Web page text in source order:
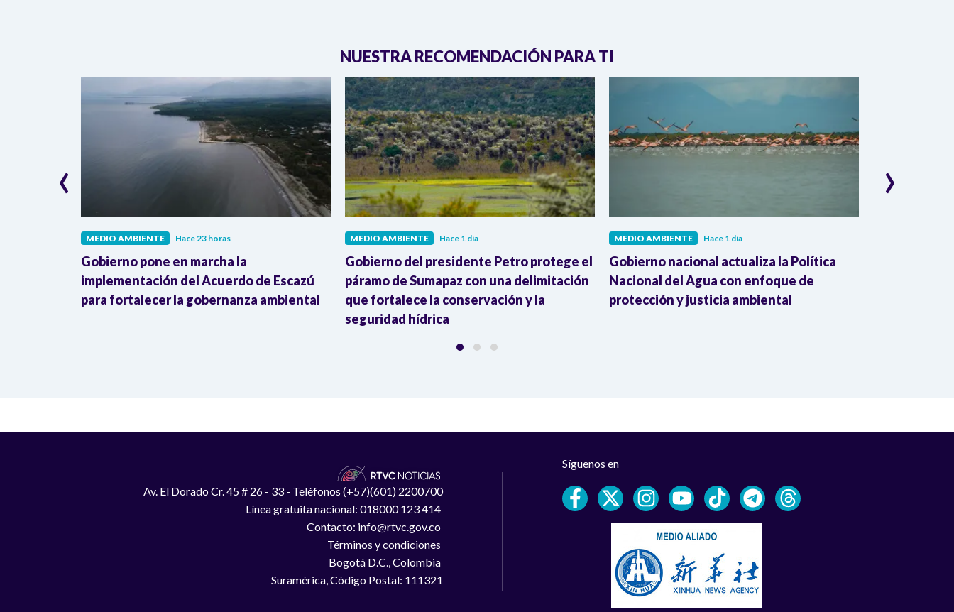
NUESTRA RECOMENDACIÓN PARA TI
MEDIO AMBIENTE Hace 23 horas
Gobierno pone en marcha la
implementación del Acuerdo de Escazú
para fortalecer la gobernanza ambiental
MEDIO AMBIENTE Hace 1 día
Gobierno del presidente Petro protege el
páramo de Sumapaz con una delimitación
que fortalece la conservación y la
seguridad hídrica
MEDIO AMBIENTE Hace 1 día
Gobierno nacional actualiza la Política
Nacional del Agua con enfoque de
protección y justicia ambiental
‹ ›
Av. El Dorado Cr. 45 # 26 - 33 - Teléfonos (+57)(601) 2200700
Línea gratuita nacional: 018000 123 414
Contacto: info@rtvc.gov.co
Términos y condiciones
Bogotá D.C., Colombia
Suramérica, Código Postal: 111321
Síguenos en